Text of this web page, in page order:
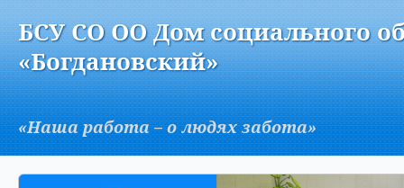
AБСУ СО ОО Дом социального
«Богдановский»
«Наша работа – о людях забота»